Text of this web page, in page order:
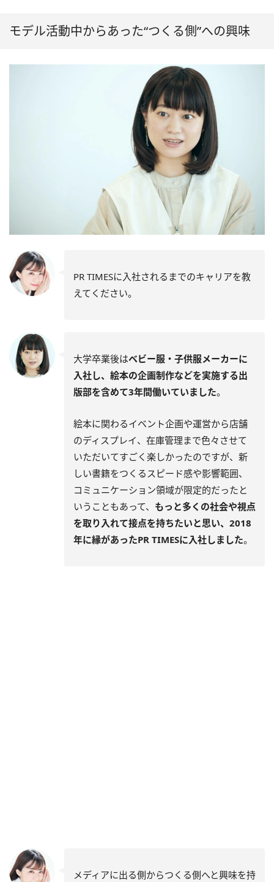
モデル活動中からあった“つくる側”への興味
PR TIMESに入社されるまでのキャリアを教
えてください。
大学卒業後はベビー服・子供服メーカーに
入社し、絵本の企画制作などを実施する出
版部を含めて3年間働いていました。
絵本に関わるイベント企画や運営から店舗
のディスプレイ、在庫管理まで色々させて
いただいてすごく楽しかったのですが、新
しい書籍をつくるスピード感や影響範囲、
コミュニケーション領域が限定的だったと
いうこともあって、 もっと多くの社会や視点
を取り入れて接点を持ちたいと思い、2018
年に縁があったPR TIMESに入社しました。
メディアに出る側からつくる側へと興味を持